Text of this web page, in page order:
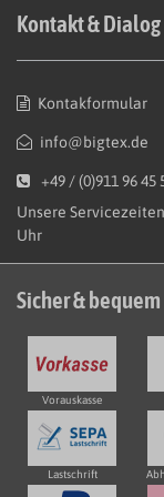
Kontakt & Dialog
Kontakformular
info@bigtex.de
+49 / (0)911 96 45
Unsere
Uhr
Sicher &
Vorauskasse
Lastschrift